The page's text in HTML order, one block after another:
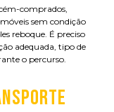
comprados,
sem condição
reboque. É preciso
adequada, tipo de
o percurso.